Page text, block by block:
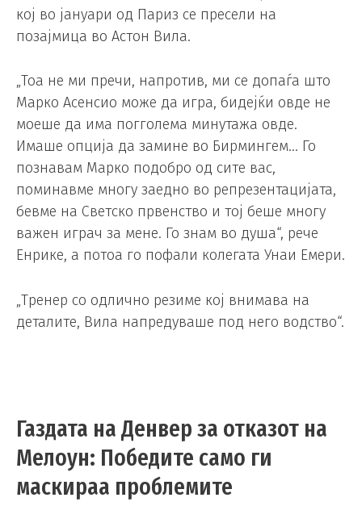
кој во јануари од Париз се пресели на
позајмица во Астон Вила.
„Тоа не ми пречи, напротив, ми се допаѓа што
Марко Асенсио може да игра, бидејќи овде не
моеше да има погголема минутажа овде.
Имаше опција да замине во Бирмингем… Го
познавам Марко подобро од сите вас,
поминавме многу заедно во репрезентацијата,
бевме на Светско првенство и тој беше многу
важен играч за мене. Го знам во душа“, рече
Енрике, а потоа го пофали колегата Унаи Емери.
„Тренер со одлично резиме кој внимава на
деталите, Вила напредуваше под него водство“.
Газдата на Денвер за отказот на
Мелоун: Победите само ги
маскираа проблемите